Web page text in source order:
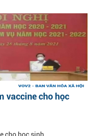
vaccine cho học